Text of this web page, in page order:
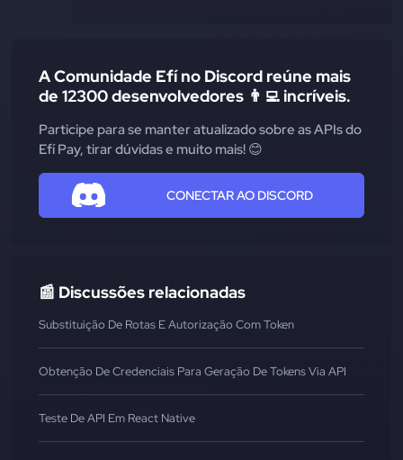
A Comunidade Efí no Discord reúne mais
de 12300 desenvolvedores 👨‍💻 incríveis.
Participe para se manter atualizado sobre as APIs do
Efí Pay, tirar dúvidas e muito mais! 😊
CONECTAR AO DISCORD
📰 Discussões relacionadas
Substituição De Rotas E Autorização Com Token
Obtenção De Credenciais Para Geração De Tokens Via API
Teste De API Em React Native